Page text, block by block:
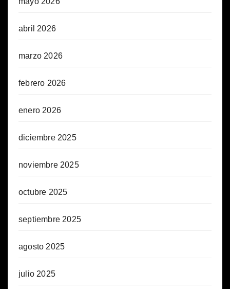
abril 2026
marzo 2026
febrero 2026
enero 2026
diciembre 2025
noviembre 2025
octubre 2025
septiembre 2025
agosto 2025
julio 2025